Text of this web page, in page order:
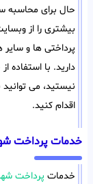
حال برای محاسبه
بیشتری را از
پرداختی ها و
دارید. با استفاده
نیستید، می
اقدام کنید.
خدمات پرداخت
خدمات پرداخت